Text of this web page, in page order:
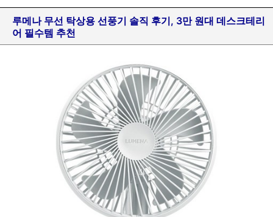
루메나 무선 탁상용 선풍기 솔직 후기, 3만 원대 데스크테리
어 필수템 추천